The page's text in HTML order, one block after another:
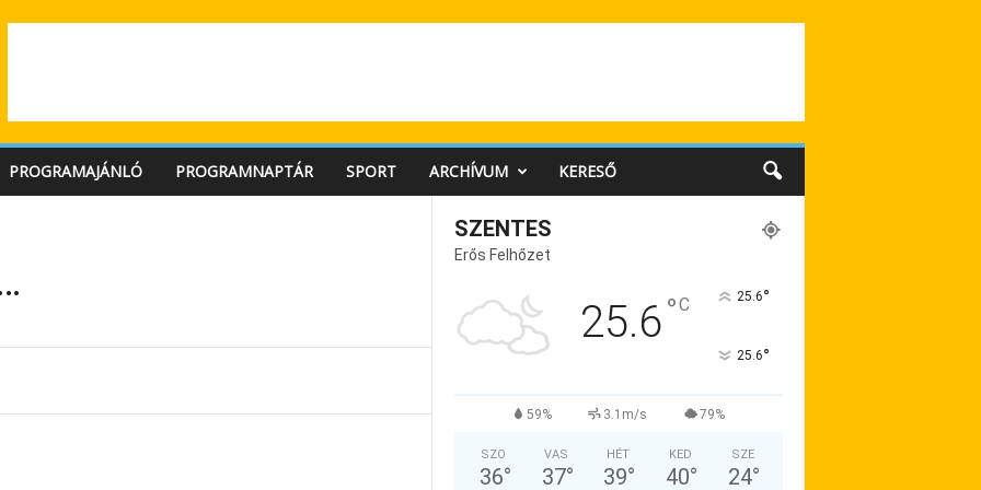
PROGRAMAJÁNLÓ PROGRAMNAPTÁR SPORT ARCHÍVUM KERESŐ
SZENTES
Erős Felhőzet
25.6°C 25.6°
25.6°
59% 3.1m/s 79%
SZO
36°
VAS
37°
HÉT
39°
KED
40°
SZE
24°